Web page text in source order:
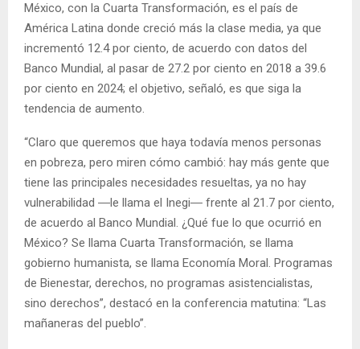
México, con la Cuarta Transformación, es el país de
América Latina donde creció más la clase media, ya que
incrementó 12.4 por ciento, de acuerdo con datos del
Banco Mundial, al pasar de 27.2 por ciento en 2018 a 39.6
por ciento en 2024; el objetivo, señaló, es que siga la
tendencia de aumento.
“Claro que queremos que haya todavía menos personas
en pobreza, pero miren cómo cambió: hay más gente que
tiene las principales necesidades resueltas, ya no hay
vulnerabilidad ―le llama el Inegi― frente al 21.7 por ciento,
de acuerdo al Banco Mundial. ¿Qué fue lo que ocurrió en
México? Se llama Cuarta Transformación, se llama
gobierno humanista, se llama Economía Moral. Programas
de Bienestar, derechos, no programas asistencialistas,
sino derechos”, destacó en la conferencia matutina: “Las
mañaneras del pueblo”.